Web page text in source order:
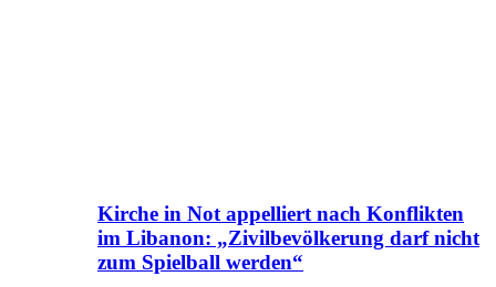
Kirche in Not appelliert nach Konflikten
im Libanon: „Zivilbevölkerung darf nicht
zum Spielball werden“